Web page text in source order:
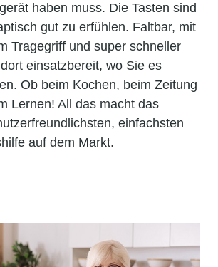
haben muss. Die Tasten sind
gut zu erfühlen. Faltbar, mit
Tragegriff und super schneller
einsatzbereit, wo Sie es
Ob beim Kochen, beim Zeitung
Lernen! All das macht das
einfachsten
auf dem Markt.